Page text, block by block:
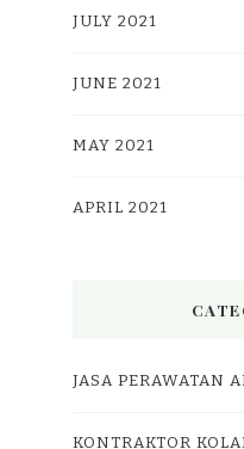
JULY 2021
JUNE 2021
MAY 2021
APRIL 2021
JASA PERAWATAN
KONTRAKTOR